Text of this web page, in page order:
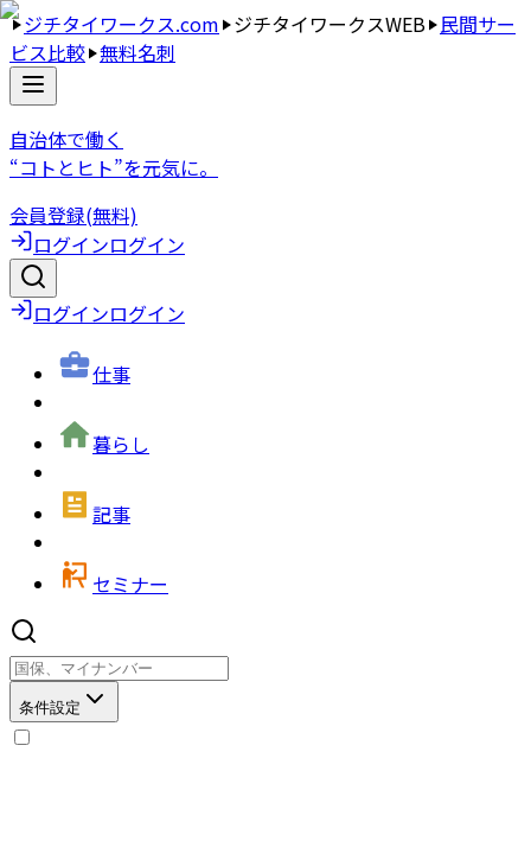
ジチタイワークス.com ジチタイワークスWEB 民間サー
ビス比較 無料名刺
自治体で働く
“コトとヒト”を元気に。
会員登録(無料)
ログインログイン
ログインログイン
仕事
暮らし
記事
セミナー
条件設定